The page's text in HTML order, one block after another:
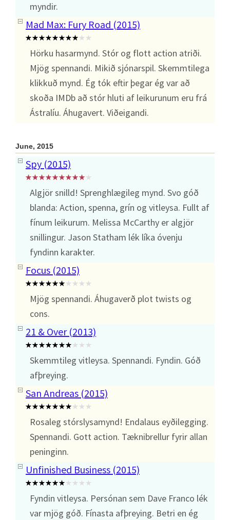
myndir.
Mad Max: Fury Road (2015)
Hörku hasarmynd. Stór og flott action atriði.
Mjög spennandi. Mikið sjónarspil. Skemmtilega
klikkuð mynd. Ég tók eftir þegar ég var að
skoða IMDb að stór hluti af leikurunum eru frá
Ástralíu. Áhugavert. Viðeigandi.
June, 2015
Spy (2015)
Algjör snilld! Sprenghlægileg mynd. Svo góð
blanda: Action, spenna, grín og vitleysa. Fullt af
fínum leikurum. Melissa McCarthy er algjör
snillingur. Jason Statham lék líka óvenju
fyndinn karakter.
Focus (2015)
Mjög spennandi. Áhugaverð plot twists og
cons.
21 & Over (2013)
Skemmtileg vitleysa. Spennandi. Fyndin. Góð
afþreying.
San Andreas (2015)
Rosaleg stórslysamynd! Endalaus eyðilegging.
Spennandi. Gott action. Tæknibrellur fyrir allan
peninginn.
Unfinished Business (2015)
Fyndin vitleysa. Persónan sem Dave Franco lék
var mjög góð. Fínasta afþreying. Betri en ég